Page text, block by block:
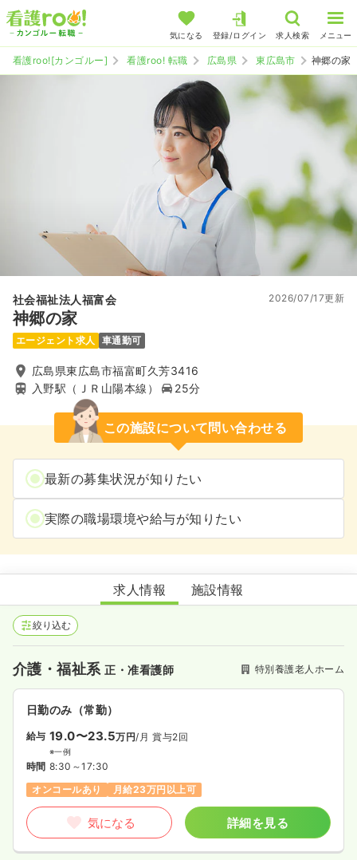
気になる 登録/ログイン 求人検索 メニュー
看護roo![カンゴルー] 看護roo! 転職 広島県 東広島市 神郷の家
社会福祉法人福富会
神郷の家
2026/07/17更新
エージェント求人 車通勤可
広島県東広島市福富町久芳3416
入野駅（ＪＲ山陽本線）
25分
この施設について問い合わせる
最新の募集状況が知りたい
実際の職場環境や給与が知りたい
神郷の家
求人情報 施設情報
絞り込む
介護・福祉系正・准看護師 特別養護老人ホーム
日勤のみ（常勤）
給与 19.0〜23.5万円/月 賞与2回
※一例
時間 8:30～17:30
オンコールあり
月給23万円以上可
気になる 詳細を見る